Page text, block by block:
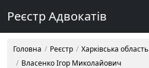
Реєстр Адвокатів
Головна Реєстр Харківська область
Власенко Ігор Миколайович